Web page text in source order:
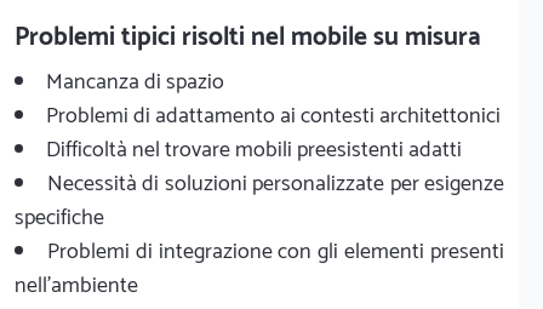
Problemi tipici risolti nel mobile su misura
Mancanza di spazio
Problemi di adattamento ai contesti architettonici
Difficoltà nel trovare mobili preesistenti adatti
Necessità di soluzioni personalizzate per esigenze
specifiche
Problemi di integrazione con gli elementi presenti
nell'ambiente